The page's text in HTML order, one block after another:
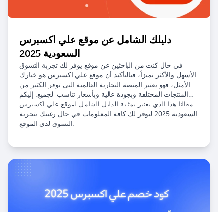
دليلك الشامل عن موقع علي اكسبرس
السعودية 2025
في حال كنت من الباحثين عن موقع يوفر لك تجربة التسوق
الأسهل والأكثر تميزاً، فبالتأكيد أن موقع علي اكسبرس هو خيارك
الأمثل، فهو يعتبر المنصة التجارية العالمية التي توفر الكثير من
المنتجات المختلفة وبجودة عالية وبأسعار تناسب الجميع. إليكم
مقالنا هذا الذي يعتبر بمثابة الدليل الشامل لموقع علي اكسبرس
السعودية 2025 ليوفر لك كافة المعلومات في حال رغبتك بتجربة
التسوق لدى الموقع.
نُشر في 25 أبريل 2025